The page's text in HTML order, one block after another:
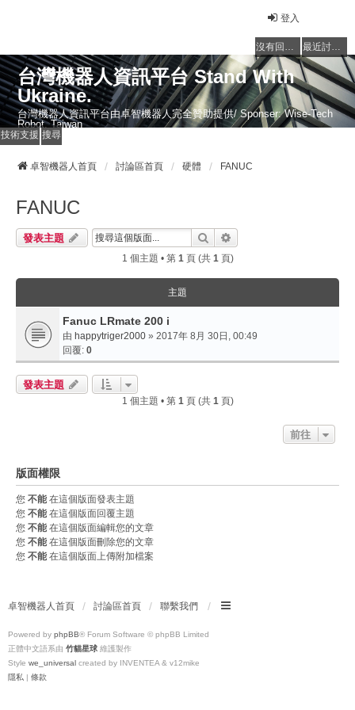
登入
沒有回覆的主題 最近討論的主題
台灣機器人資訊平台 Stand With
Ukraine.
台灣機器人資訊平台由卓智機器人完全贊助提供/ Sponser: Wise-Tech
Robot, Taiwan
技術支援 搜尋
卓智機器人首頁 討論區首頁 硬體 FANUC
FANUC
發表主題 搜尋
1 個主題 • 第 1頁 (共 1頁)
主題
Fanuc LRmate 200 i
由 happytriger2000 » 2017年 8月 30日, 00:49
回覆: 0
發表主題
1 個主題 • 第 1頁 (共 1頁)
前往
版面權限
您 不能在這個版面發表主題
您 不能在這個版面回覆主題
您 不能在這個版面編輯您的文章
您 不能在這個版面刪除您的文章
您 不能在這個版面上傳附加檔案
卓智機器人首頁 討論區首頁 聯繫我們
Powered by phpBB® Forum Software © phpBB Limited
正體中文語系由 竹貓星球 維護製作
Style we_universal created by INVENTEA & v12mike
隱私 | 條款